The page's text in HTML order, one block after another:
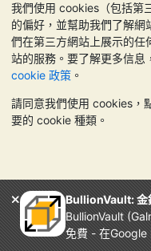
我們使用 cookies（包括第
的偏好，並幫助我們了解
們在第三方網站上展示的任
站的服務。要了解更多信息
cookie 政策 。
請同意我們使用 cookies，
要的 cookie 種類。
BullionVault: 金
BullionVault
免費 - 在Google
辦公時間:
9am to 8:30pm (英國時
Galmarley Ltd T/A
3 Shortlands (7th Floor)
London
W6 8DA
貴金屬的價值可能
的價格走勢。BullionVault
投資建議。您應該考慮尋求
合您。
Galmarley Ltd，以
註冊，註冊號碼：4943684